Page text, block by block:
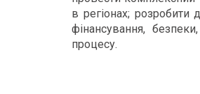
в регіонах; розробити
фінансування,
процесу.